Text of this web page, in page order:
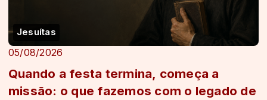
Jesuítas
05/08/2026
Quando a festa termina, começa a
missão: o que fazemos com o legado de